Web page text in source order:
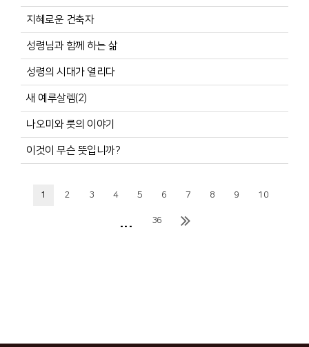
지혜로운 건축자
성령님과 함께 하는 삶
성령의 시대가 열리다
새 예루살렘(2)
나오미와 룻의 이야기
이것이 무슨 뜻입니까?
1 2 3 4 5 6 7 8 9 10
... 36